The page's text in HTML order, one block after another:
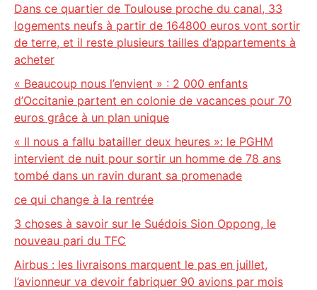
Dans ce quartier de Toulouse proche du canal, 33
logements neufs à partir de 164800 euros vont sortir
de terre, et il reste plusieurs tailles d’appartements à
acheter
« Beaucoup nous l’envient » : 2 000 enfants
d’Occitanie partent en colonie de vacances pour 70
euros grâce à un plan unique
« Il nous a fallu batailler deux heures »: le PGHM
intervient de nuit pour sortir un homme de 78 ans
tombé dans un ravin durant sa promenade
ce qui change à la rentrée
3 choses à savoir sur le Suédois Sion Oppong, le
nouveau pari du TFC
Airbus : les livraisons marquent le pas en juillet,
l’avionneur va devoir fabriquer 90 avions par mois